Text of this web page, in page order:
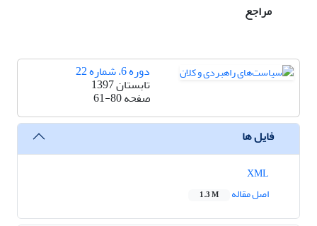
مراجع
دوره 6، شماره 22
تابستان 1397
صفحه61-80
فایل ها
اصل مقاله
1.3 M